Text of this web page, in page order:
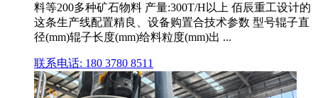
料等200多种矿石物料 产量:300T/H以上 佰辰重工设计的
这条生产线配置精良、设备购置合技术参数 型号辊子直
径(mm)辊子长度(mm)给料粒度(mm)出 ...
联系电话: 180 3780 8511